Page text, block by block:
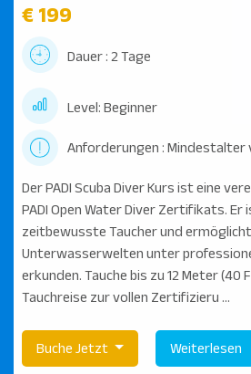
€ 199
Dauer : 2 Tage
Level: Beginner
Anforderungen : Mindestalter
Der PADI Scuba Diver Kurs ist eine
PADI Open Water Diver Zertifikats. Er
zeitbewusste Taucher und ermöglicht
Unterwasserwelten unter
erkunden. Tauche bis zu 12 Meter (40
Tauchreise zur vollen Zertifizieru ...
Buche Jetzt Weiterlesen